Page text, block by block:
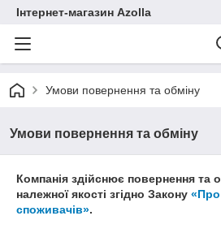
Інтернет-магазин Azolla
Умови повернення та обміну
Умови повернення та обміну
Компанія здійснює повернення та
належної якості згідно Закону «Про
споживачів».